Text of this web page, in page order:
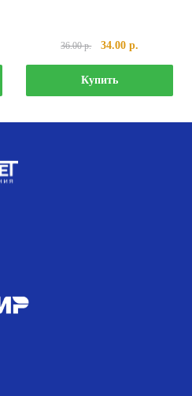
36.00р.
Первоначальная
цена
составляла
36.00 р..
34.00р.
цена:
Купить